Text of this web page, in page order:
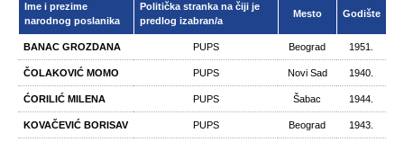
Ime i prezime
narodnog poslanika
Politička stranka na čiji je
predlog izabran/a
Mesto Godište
BANAC GROZDANA PUPS Beograd 1951.
ČOLAKOVIĆ MOMO PUPS Novi Sad 1940.
ĆORILIĆ MILENA PUPS Šabac 1944.
KOVAČEVIĆ BORISAV PUPS Beograd 1943.